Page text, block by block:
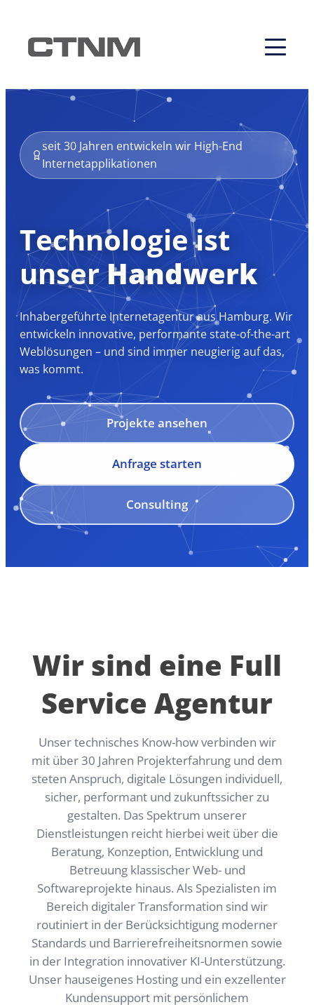
seit 30 Jahren entwickeln wir High-End
Internetapplikationen
Technologie ist
unserHandwerk
Inhabergeführte Internetagentur aus Hamburg. Wir
entwickeln innovative, performante state-of-the-art
Weblösungen – und sind immer neugierig auf das,
was kommt.
Projekte ansehen
Anfrage starten
Consulting
Wir sind eine Full
Service Agentur
Unser technisches Know-how verbinden wir
mit über 30 Jahren Projekterfahrung und dem
steten Anspruch, digitale Lösungen individuell,
sicher, performant und zukunftssicher zu
gestalten. Das Spektrum unserer
Dienstleistungen reicht hierbei weit über die
Beratung, Konzeption, Entwicklung und
Betreuung klassischer Web- und
Softwareprojekte hinaus. Als Spezialisten im
Bereich digitaler Transformation sind wir
routiniert in der Berücksichtigung moderner
Standards und Barrierefreiheitsnormen sowie
in der Integration innovativer KI-Unterstützung.
Unser hauseigenes Hosting und ein exzellenter
Kundensupport mit persönlichem